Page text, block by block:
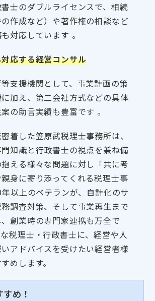
士のダブルライセンスで、相続
作成など）や著作権の相談など
対応しています 。
応する経営コンサル
支援機関として、事業計画の策
加え、第二会社方式などの具体
の助言実績も豊富です 。
着した笠原武税理士事務所は、
知識と行政書士の視点を兼ね備
える様々な問題に対し「共に考
身に寄り添ってくれる税理士事
以上のベテランが、自計化のサ
調査対策、そして事業再生まで
創業時の専門家連携も万全で
税理士・行政書士に、経営や人
アドバイスを受けたい経営者様
めします。
め！